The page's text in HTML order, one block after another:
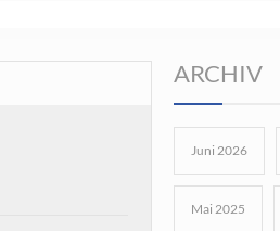
ARCHIV
Juni 2026
Mai 2025